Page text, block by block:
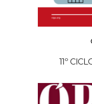
11º